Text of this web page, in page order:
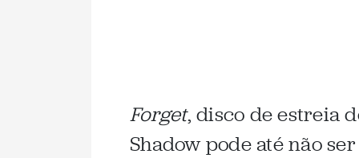
Forget, disco de estreia
Shadow pode até não